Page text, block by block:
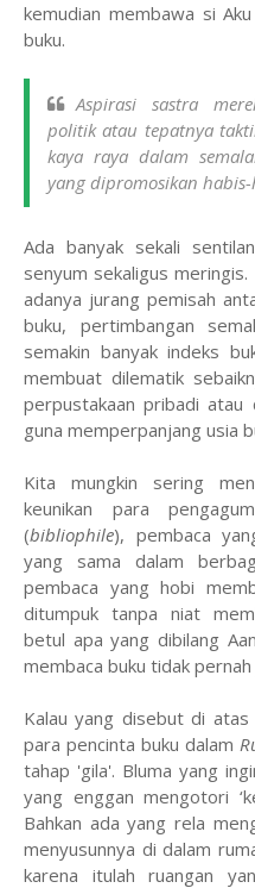
kemudian membawa si
buku.
Aspirasi sastra
politik atau tepatnya
kaya raya dalam
yang dipromosikan
Ada banyak sekali
senyum sekaligus
adanya jurang pemisah
buku, pertimbangan
semakin banyak indeks
membuat dilematik
perpustakaan pribadi atau
guna memperpanjang usia
Kita mungkin sering
keunikan para
(bibliophile), pembaca
yang sama dalam
pembaca yang hobi
ditumpuk tanpa niat
betul apa yang dibilang
membaca buku tidak
Kalau yang disebut di
para pencinta buku dalam
tahap 'gila'. Bluma yang
yang enggan mengotori
Bahkan ada yang rela
menyusunnya di dalam
karena itulah ruangan